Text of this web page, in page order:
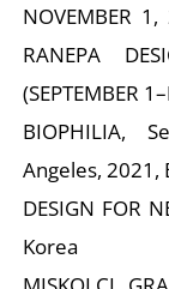
NOVEMBER
RANEPA
(SEPTEMBER
BIOPHILIA,
Angeles, 2021,
DESIGN FOR
Korea